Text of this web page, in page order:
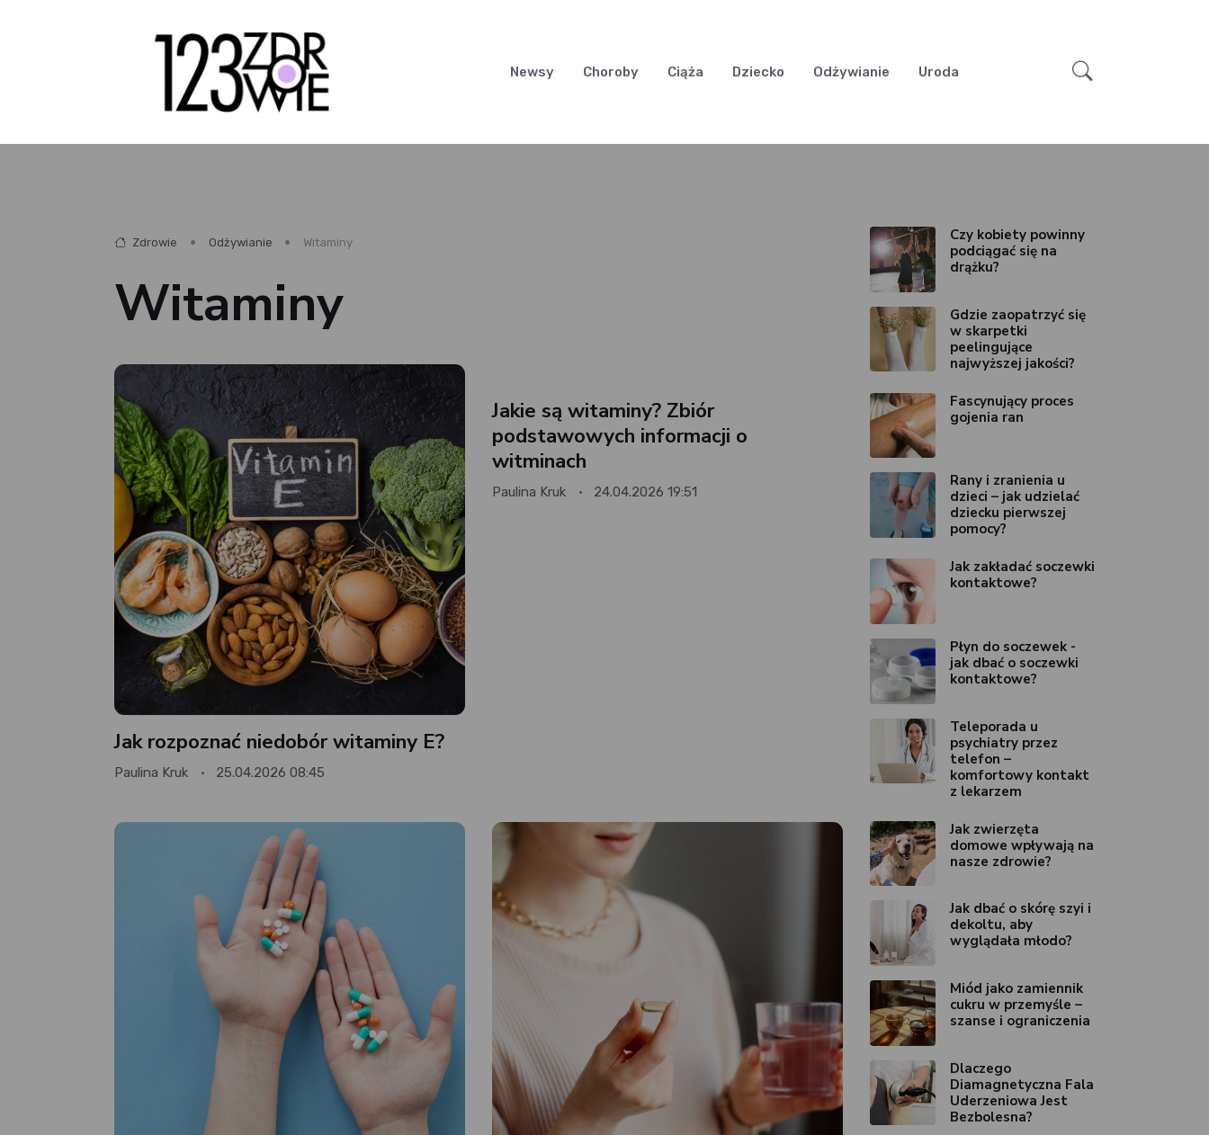
Newsy Choroby Ciąża Dziecko Odżywianie Uroda
Zdrowie Odżywianie Witaminy
Witaminy
Jak rozpoznać niedobór witaminy E?
Paulina Kruk 25.04.2026 08:45
Jakie są witaminy? Zbiór
podstawowych informacji o
witminach
Paulina Kruk 24.04.2026 19:51
Czy kobiety powinny
podciągać się na
drążku?
Gdzie zaopatrzyć się
w skarpetki
peelingujące
najwyższej jakości?
Fascynujący proces
gojenia ran
Rany i zranienia u
dzieci – jak udzielać
dziecku pierwszej
pomocy?
Jak zakładać soczewki
kontaktowe?
Płyn do soczewek -
jak dbać o soczewki
kontaktowe?
Teleporada u
psychiatry przez
telefon –
komfortowy kontakt
z lekarzem
Jak zwierzęta
domowe wpływają na
nasze zdrowie?
Jak dbać o skórę szyi i
dekoltu, aby
wyglądała młodo?
Miód jako zamiennik
cukru w przemyśle –
szanse i ograniczenia
Dlaczego
Diamagnetyczna Fala
Uderzeniowa Jest
Bezbolesna?